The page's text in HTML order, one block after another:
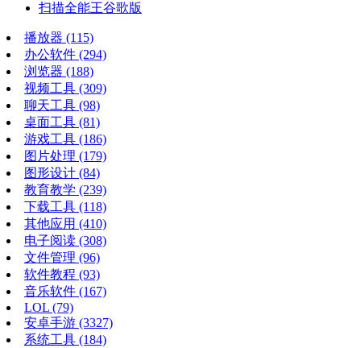
扫描全能王谷歌版
播放器 (115)
办公软件 (294)
浏览器 (188)
视频工具 (309)
聊天工具 (98)
桌面工具 (81)
游戏工具 (186)
图片处理 (179)
图形设计 (84)
教育教学 (239)
下载工具 (118)
其他应用 (410)
电子阅读 (308)
文件管理 (96)
软件教程 (93)
音乐软件 (167)
LOL (79)
安卓手游 (3327)
系统工具 (184)